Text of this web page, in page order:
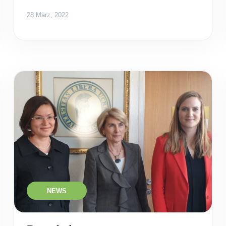
28 März, 2022
NEWS